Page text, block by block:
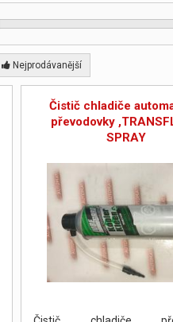
Nejprodávanější
Čistič chladiče
převodovky
SPRAY